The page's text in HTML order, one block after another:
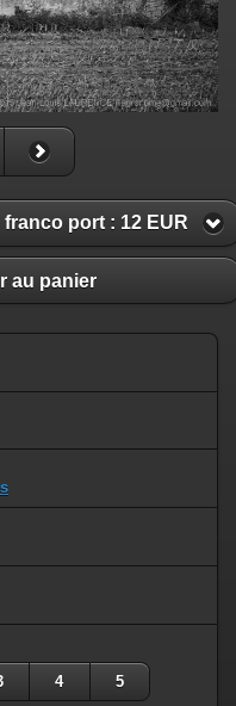
port : 12 EUR
au panier
4 5